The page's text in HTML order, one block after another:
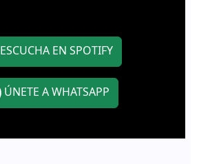
ESCUCHA EN SPOTIFY
ÚNETE A WHATSAPP